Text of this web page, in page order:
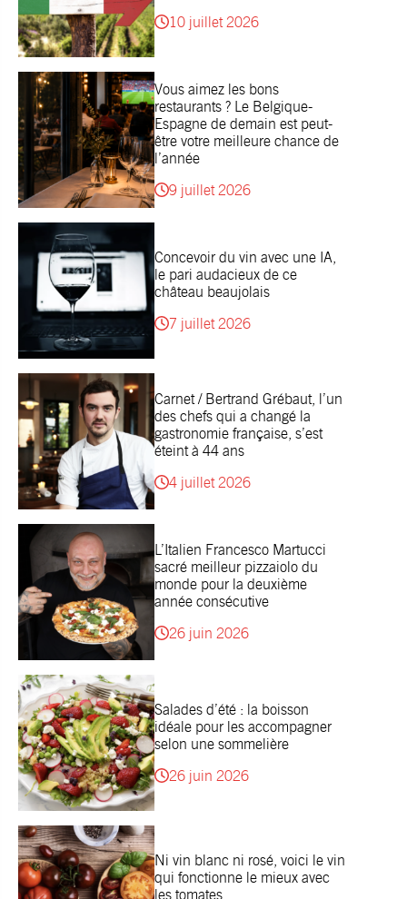
10 juillet 2026
Vous aimez les bons
restaurants ? Le Belgique-
Espagne de demain est peut-
être votre meilleure chance de
l’année
9 juillet 2026
Concevoir du vin avec une IA,
le pari audacieux de ce
château beaujolais
7 juillet 2026
Carnet / Bertrand Grébaut, l’un
des chefs qui a changé la
gastronomie française, s’est
éteint à 44 ans
4 juillet 2026
L’Italien Francesco Martucci
sacré meilleur pizzaiolo du
monde pour la deuxième
année consécutive
26 juin 2026
Salades d’été : la boisson
idéale pour les accompagner
selon une sommelière
26 juin 2026
Ni vin blanc ni rosé, voici le vin
qui fonctionne le mieux avec
les tomates